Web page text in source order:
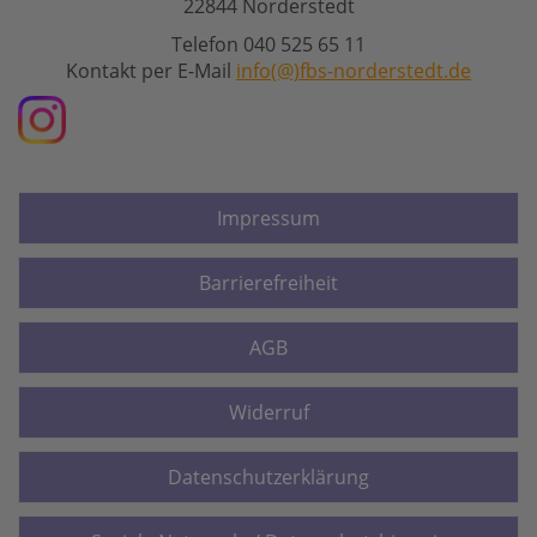
22844 Norderstedt
Telefon 040 525 65 11
Kontakt per E-Mail info(@)fbs-norderstedt.de
Impressum
Barrierefreiheit
AGB
Widerruf
Datenschutzerklärung